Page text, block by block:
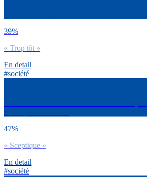
39%
« Trop tôt »
En detail
#société
47%
« Sceptique »
En detail
#société